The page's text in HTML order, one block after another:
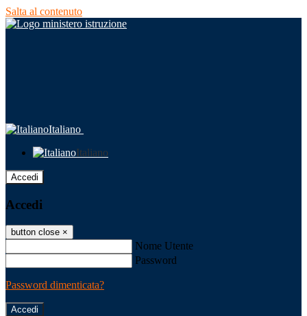
Salta al contenuto
Italiano
Italiano
Accedi
Accedi
button close ×
Nome Utente
Password
Password dimenticata?